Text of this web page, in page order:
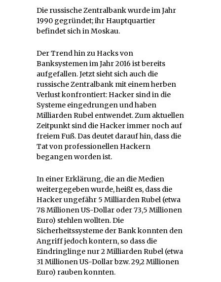
Die russische Zentralbank wurde im Jahr
1990 gegründet; ihr Hauptquartier
befindet sich in Moskau.
Der Trend hin zu Hacks von
Banksystemen im Jahr 2016 ist bereits
aufgefallen. Jetzt sieht sich auch die
russische Zentralbank mit einem herben
Verlust konfrontiert: Hacker sind in die
Systeme eingedrungen und haben
Milliarden Rubel entwendet. Zum aktuellen
Zeitpunkt sind die Hacker immer noch auf
freiem Fuß. Das deutet darauf hin, dass die
Tat von professionellen Hackern
begangen worden ist.
In einer Erklärung, die an die Medien
weitergegeben wurde, heißt es, dass die
Hacker ungefähr 5 Milliarden Rubel (etwa
78 Millionen US-Dollar oder 73,5 Millionen
Euro) stehlen wollten. Die
Sicherheitssysteme der Bank konnten den
Angriff jedoch kontern, so dass die
Eindringlinge nur 2 Milliarden Rubel (etwa
31 Millionen US-Dollar bzw. 29,2 Millionen
Euro) rauben konnten.